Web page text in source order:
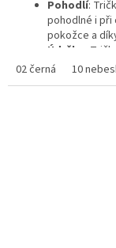
hvězdiček.
Pohodlí:
pohodlné i při
pokožce a
Údržba
:
°C, aby se
02 černá 10